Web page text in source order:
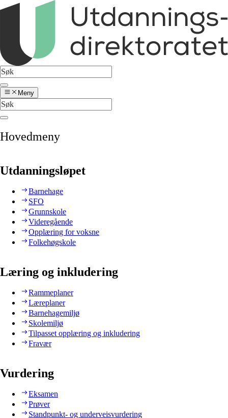
Meny
Hovedmeny
Utdanningsløpet
Barnehage
SFO
Grunnskole
Videregående
Opplæring for voksne
Folkehøgskole
Læring og inkludering
Rammeplaner
Læreplaner
Barnehagemiljø
Skolemiljø
Tilpasset opplæring og inkludering
Fravær
Vurdering
Eksamen
Prøver
Standpunkt- og underveisvurdering